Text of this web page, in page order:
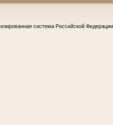
система Российской